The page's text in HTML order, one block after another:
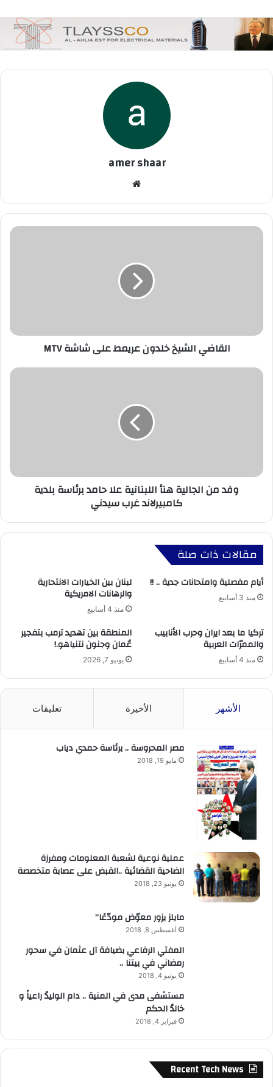
amer shaar
القاضي الشيخ خلدون عريمط على شاشة MTV
وفد من الجالية هنأ اللبنانية علا حامد برئاسة بلدية
كامبيرلاند غرب سيدني
مقالات ذات صلة
أيام مفصلية وامتحانات جدية .. !!
منذ 3 أسابيع
لبنان بين الخيارات الانتحارية
والرهانات الامريكية
منذ 4 أسابيع
تركيا ما بعد ايران وحرب الأنابيب
والممرّات العربية
منذ 4 أسابيع
المنطقة بين تهديد ترمب بتفجير
عُمان وجنون نتنياهو.!
يونيو 7, 2026
الأشهر الأخيرة تعليقات
مصر المحروسة .. برئاسة حمدي دياب
مايو 19, 2018
عملية نوعية لشعبة المعلومات ومفرزة
الضاحية القضائية ..القبض على عصابة متخصصة
يونيو 23, 2018
مايلز يزور معوّض مودّعًا”
أغسطس 8, 2018
المفتي الرفاعي بضيافة آل عثمان في سحور
رمضاني في بيتنا ..
يونيو 4, 2018
مستشفى مدى في المنية .. دام الوليدُ راعياً و
خالدُ الحكم
فبراير 4, 2018
Recent Tech News